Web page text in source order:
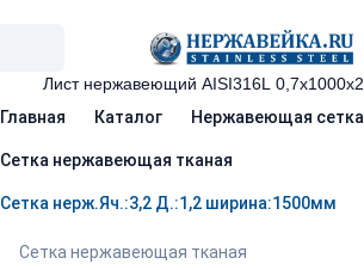
Главная Каталог Нержавеющая сетка
Сетка нержавеющая тканая
Сетка нерж.Яч.:3,2 Д.:1,2 ширина:1500мм
Сетка нержавеющая тканая